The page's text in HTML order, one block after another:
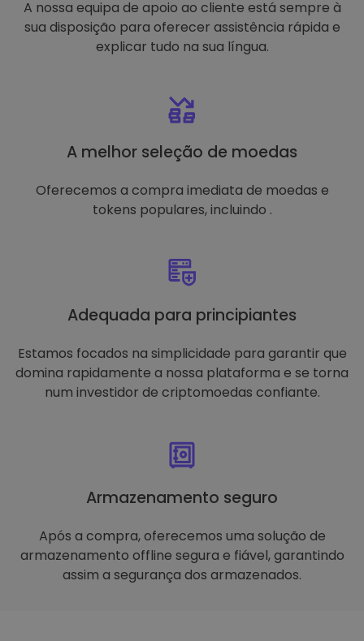
A nossa equipa de apoio ao cliente está sempre à
sua disposição para oferecer assistência rápida e
explicar tudo na sua língua.
A melhor seleção de moedas
Oferecemos a compra imediata de moedas e
tokens populares, incluindo .
Adequada para principiantes
Estamos focados na simplicidade para garantir que
domina rapidamente a nossa plataforma e se torna
num investidor de criptomoedas confiante.
Armazenamento seguro
Após a compra, oferecemos uma solução de
armazenamento offline segura e fiável, garantindo
assim a segurança dos armazenados.